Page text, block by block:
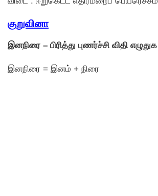
குறுவினா
இனநிரை – பிரித்து புணர்ச்சி விதி எழுதுக
இனநிரை = இனம் + நிரை